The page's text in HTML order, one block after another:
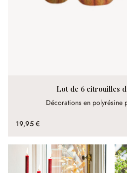
Lot de 6 citrouilles
Décorations en polyrésine
19,95 €